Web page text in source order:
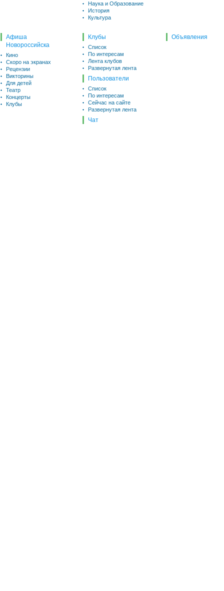
Наука и Образование
История
Культура
Афиша
Новороссийска
Кино
Скоро на экранах
Рецензии
Викторины
Для детей
Театр
Концерты
Клубы
Клубы
Список
По интересам
Лента клубов
Развернутая лента
Пользователи
Список
По интересам
Сейчас на сайте
Развернутая лента
Чат
Объявления